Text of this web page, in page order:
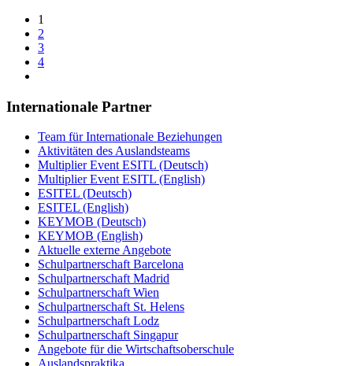
1
2
3
4
Internationale Partner
Team für Internationale Beziehungen
Aktivitäten des Auslandsteams
Multiplier Event ESITL (Deutsch)
Multiplier Event ESITL (English)
ESITEL (Deutsch)
ESITEL (English)
KEYMOB (Deutsch)
KEYMOB (English)
Aktuelle externe Angebote
Schulpartnerschaft Barcelona
Schulpartnerschaft Madrid
Schulpartnerschaft Wien
Schulpartnerschaft St. Helens
Schulpartnerschaft Lodz
Schulpartnerschaft Singapur
Angebote für die Wirtschaftsoberschule